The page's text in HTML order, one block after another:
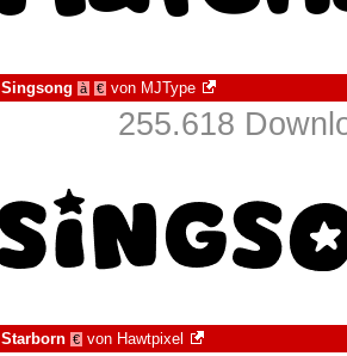
Singsong à € von MJType
255.618
Starborn € von Hawtpixel